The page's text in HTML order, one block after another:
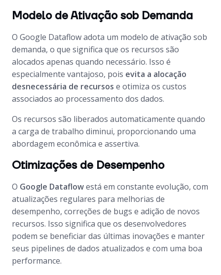
Modelo de Ativação sob Demanda
O Google Dataflow adota um modelo de ativação sob
demanda, o que significa que os recursos são
alocados apenas quando necessário. Isso é
especialmente vantajoso, pois evita a alocação
desnecessária de recursos e otimiza os custos
associados ao processamento dos dados.
Os recursos são liberados automaticamente quando
a carga de trabalho diminui, proporcionando uma
abordagem econômica e assertiva.
Otimizações de Desempenho
O Google Dataflowestá em constante evolução, com
atualizações regulares para melhorias de
desempenho, correções de bugs e adição de novos
recursos. Isso significa que os desenvolvedores
podem se beneficiar das últimas inovações e manter
seus pipelines de dados atualizados e com uma boa
performance.